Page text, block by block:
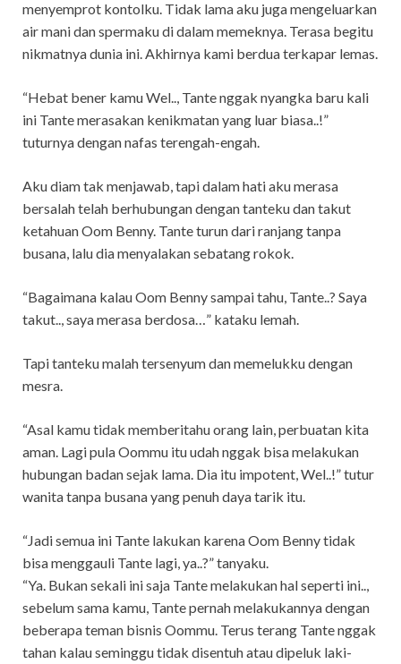
menyemprot kontolku. Tidak lama aku juga mengeluarkan
air mani dan spermaku di dalam memeknya. Terasa begitu
nikmatnya dunia ini. Akhirnya kami berdua terkapar lemas.
“Hebat bener kamu Wel.., Tante nggak nyangka baru kali
ini Tante merasakan kenikmatan yang luar biasa..!”
tuturnya dengan nafas terengah-engah.
Aku diam tak menjawab, tapi dalam hati aku merasa
bersalah telah berhubungan dengan tanteku dan takut
ketahuan Oom Benny. Tante turun dari ranjang tanpa
busana, lalu dia menyalakan sebatang rokok.
“Bagaimana kalau Oom Benny sampai tahu, Tante..? Saya
takut.., saya merasa berdosa…” kataku lemah.
Tapi tanteku malah tersenyum dan memelukku dengan
mesra.
“Asal kamu tidak memberitahu orang lain, perbuatan kita
aman. Lagi pula Oommu itu udah nggak bisa melakukan
hubungan badan sejak lama. Dia itu impotent, Wel..!” tutur
wanita tanpa busana yang penuh daya tarik itu.
“Jadi semua ini Tante lakukan karena Oom Benny tidak
bisa menggauli Tante lagi, ya..?” tanyaku.
“Ya. Bukan sekali ini saja Tante melakukan hal seperti ini..,
sebelum sama kamu, Tante pernah melakukannya dengan
beberapa teman bisnis Oommu. Terus terang Tante nggak
tahan kalau seminggu tidak disentuh atau dipeluk laki-